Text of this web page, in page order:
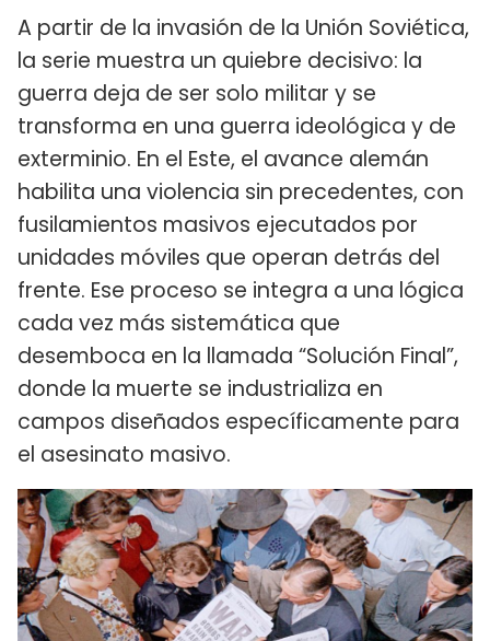
A partir de la invasión de la Unión Soviética,
la serie muestra un quiebre decisivo: la
guerra deja de ser solo militar y se
transforma en una guerra ideológica y de
exterminio. En el Este, el avance alemán
habilita una violencia sin precedentes, con
fusilamientos masivos ejecutados por
unidades móviles que operan detrás del
frente. Ese proceso se integra a una lógica
cada vez más sistemática que
desemboca en la llamada “Solución Final”,
donde la muerte se industrializa en
campos diseñados específicamente para
el asesinato masivo.